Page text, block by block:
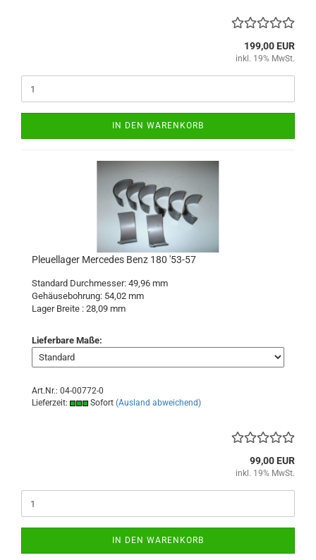
199,00 EUR
inkl. 19% MwSt.
IN DEN WARENKORB
Pleuellager Mercedes Benz 180 '53-57
Standard Durchmesser: 49,96 mm
Gehäusebohrung: 54,02 mm
Lager Breite : 28,09 mm
Lieferbare Maße:
Art.Nr.: 04-00772-0
Lieferzeit:
Sofort (Ausland abweichend)
99,00 EUR
inkl. 19% MwSt.
IN DEN WARENKORB